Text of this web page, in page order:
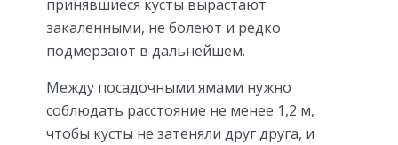
принявшиеся кусты вырастают
закаленными, не болеют и редко
подмерзают в дальнейшем.
Между посадочными ямами нужно
соблюдать расстояние не менее 1,2 м,
чтобы кусты не затеняли друг друга, и